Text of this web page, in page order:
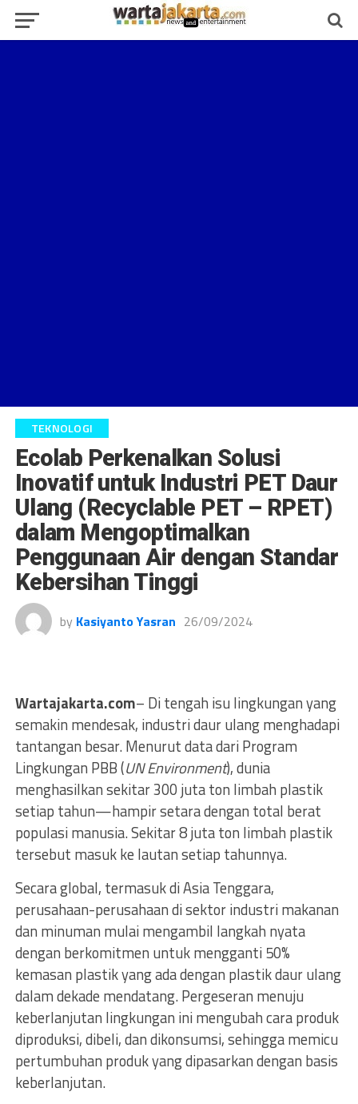
TEKNOLOGI
Ecolab Perkenalkan Solusi
Inovatif untuk Industri PET Daur
Ulang (Recyclable PET – RPET)
dalam Mengoptimalkan
Penggunaan Air dengan Standar
Kebersihan Tinggi
by Kasiyanto Yasran 26/09/2024
Wartajakarta.com– Di tengah isu lingkungan yang
semakin mendesak, industri daur ulang menghadapi
tantangan besar. Menurut data dari Program
Lingkungan PBB (UN Environment), dunia
menghasilkan sekitar 300 juta ton limbah plastik
setiap tahun—hampir setara dengan total berat
populasi manusia. Sekitar 8 juta ton limbah plastik
tersebut masuk ke lautan setiap tahunnya.
Secara global, termasuk di Asia Tenggara,
perusahaan-perusahaan di sektor industri makanan
dan minuman mulai mengambil langkah nyata
dengan berkomitmen untuk mengganti 50%
kemasan plastik yang ada dengan plastik daur ulang
dalam dekade mendatang. Pergeseran menuju
keberlanjutan lingkungan ini mengubah cara produk
diproduksi, dibeli, dan dikonsumsi, sehingga memicu
pertumbuhan produk yang dipasarkan dengan basis
keberlanjutan.